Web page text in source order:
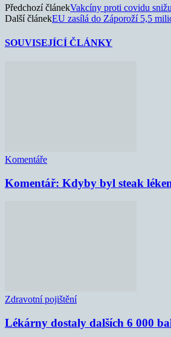
Předchozí článekVakcíny proti covidu
Další článekEU zasílá do Záporoží 5,5
SOUVISEJÍCÍ ČLÁNKY
Komentáře
Komentář: Kdyby byl steak
Zdravotní pojištění
Lékárny dostaly dalších 6 000